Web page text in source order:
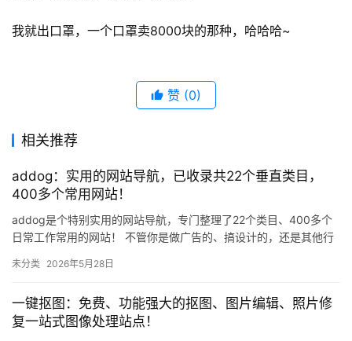
我就出口罩，一个口罩卖8000块的那种，哈哈哈~
赞 (0)
相关推荐
addog：实用的网站导航，已收录共22个垂直类目，
400多个常用网站！
addog是个特别实用的网站导航，专门整理了22个类目、400多个
日常工作常用的网站！ 不管你是做广告的、搞设计的，还是其他行
未分类 2026年5月28日
一键抠图：免费、功能强大的抠图、图片编辑、照片修
复一站式图像处理站点！